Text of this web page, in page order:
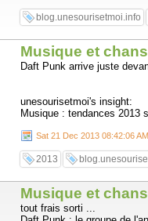
blog.unesourisetmoi.info
Musique et
Daft Punk arrive juste
unesourisetmoi's insight:
Musique : tendances 2013
Sat 21 Dec 2013 08:42:06
2013
Musique et
tout frais sorti ...